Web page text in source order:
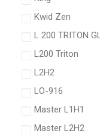
Kwid Zen
L 200 TRITON
L200 Triton
L2H2
LO-916
Master L1H1
Master L2H2